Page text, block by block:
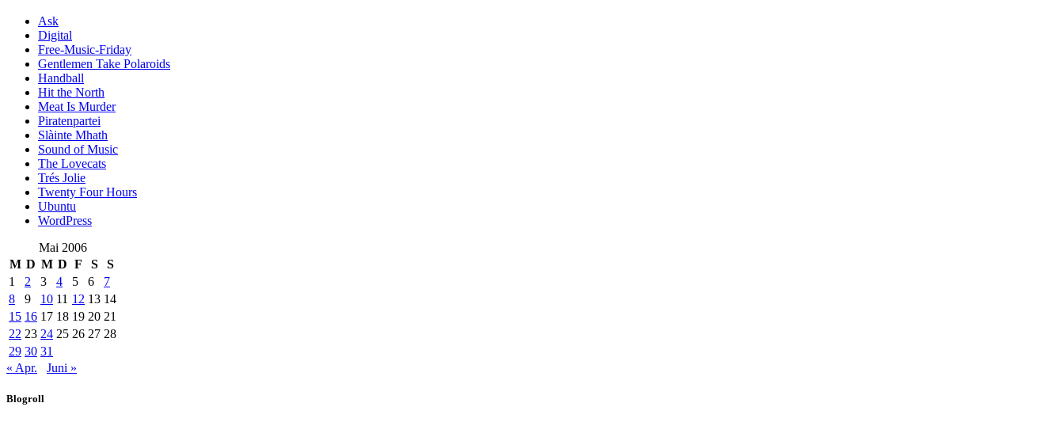
Ask
Digital
Free-Music-Friday
Gentlemen Take Polaroids
Handball
Hit the North
Meat Is Murder
Piratenpartei
Slàinte Mhath
Sound of Music
The Lovecats
Trés Jolie
Twenty Four Hours
Ubuntu
WordPress
Mai 2006
M D M D F S
S
1
2 3 4 5 6
7
8
9 10 11 12 13 14
15 16 17 18 19 20 21
22 23 24 25 26 27 28
29 30 31
« Apr.
Juni »
Blogroll